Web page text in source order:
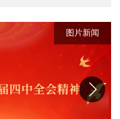
图片新闻
图片新闻
图片新闻
图片新闻